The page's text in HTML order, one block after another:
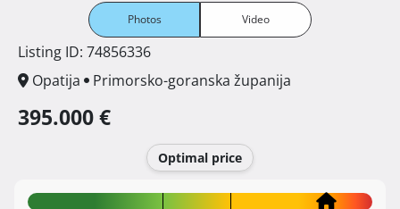
Photos Video
Listing ID: 74856336
Opatija
Primorsko-goranska županija
395.000 €
Optimal price